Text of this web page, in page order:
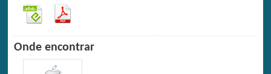
Onde encontrar